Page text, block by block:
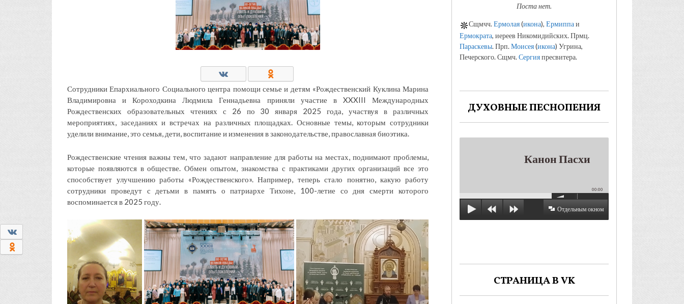
Сотрудники Епархиального Социального центра помощи семье и детям «Рождественский Куклина Марина
Владимировна и Короходкина Людмила Геннадьевна приняли участие в XXXIII Международных
Рождественских образовательных чтениях с 26 по 30 января 2025 года, участвуя в различных
мероприятиях, заседаниях и встречах на различных площадках. Основные темы, которым сотрудники
уделили внимание, это семья, дети, воспитание и изменения в законодательстве, православная биоэтика.
Рождественские чтения важны тем, что задают направление для работы на местах, поднимают проблемы,
которые появляются в обществе. Обмен опытом, знакомства с практиками других организаций все это
способствует улучшению работы «Рождественского». Например, теперь стало понятно, какую работу
сотрудники проведут с детьми в память о патриархе Тихоне, 100-летие со дня смерти которого
воспоминается в 2025 году.
Поста нет.
Сщмчч.Ермолая(икона), Ермиппаи
Ермократа, иереев Никомидийских. Прмц.
Параскевы. Прп.Моисея(икона) Угрина,
Печерского. Сщмч.Сергияпресвитера.
ДУХОВНЫЕ ПЕСНОПЕНИЯ
Канон Пасхи
00:00
Отдельным окном
СТРАНИЦА В VK